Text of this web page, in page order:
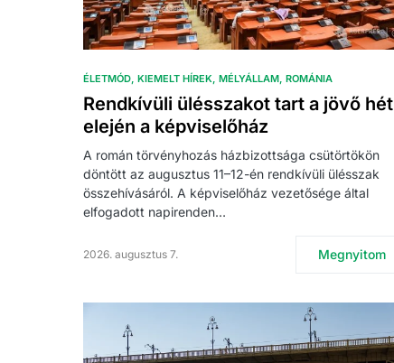
ÉLETMÓD KIEMELT HÍREK MÉLYÁLLAM ROMÁNIA
Rendkívüli ülésszakot tart a jövő hét
elején a képviselőház
A román törvényhozás házbizottsága csütörtökön
döntött az augusztus 11–12-én rendkívüli ülésszak
összehívásáról. A képviselőház vezetősége által
elfogadott napirenden…
2026. augusztus 7. Megnyitom